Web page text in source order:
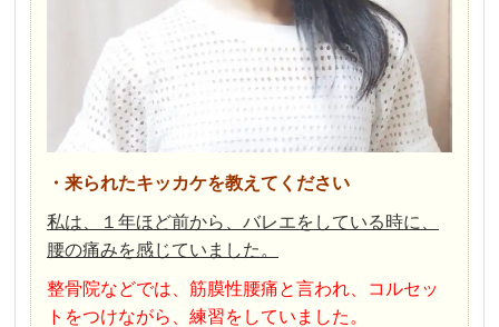
・来られたキッカケを教えてください
私は、１年ほど前から、バレエをしている時に、
腰の痛みを感じていました。
整骨院などでは、筋膜性腰痛と言われ、コルセッ
トをつけながら、練習をしていました。